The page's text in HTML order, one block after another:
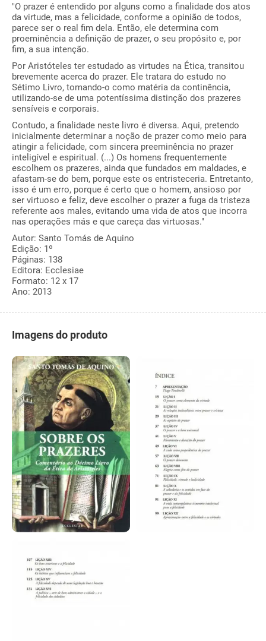
"O prazer é entendido por alguns como a finalidade dos atos
da virtude, mas a felicidade, conforme a opinião de todos,
parece ser o real fim dela. Então, ele determina com
proeminência a definição de prazer, o seu propósito e, por
fim, a sua intenção.
Por Aristóteles ter estudado as virtudes na Ética, transitou
brevemente acerca do prazer. Ele tratara do estudo no
Sétimo Livro, tomando-o como matéria da continência,
utilizando-se de uma potentíssima distinção dos prazeres
sensíveis e corporais.
Contudo, a finalidade neste livro é diversa. Aqui, pretendo
inicialmente determinar a noção de prazer como meio para
atingir a felicidade, com sincera preeminência no prazer
inteligível e espiritual. (...) Os homens frequentemente
escolhem os prazeres, ainda que fundados em maldades, e
afastam-se do bem, porque este os entristeceria. Entretanto,
isso é um erro, porque é certo que o homem, ansioso por
ser virtuoso e feliz, deve escolher o prazer a fuga da tristeza
referente aos males, evitando uma vida de atos que incorra
nas operações más e que careça das virtuosas."
Autor: Santo Tomás de Aquino
Edição: 1º
Páginas: 138
Editora: Ecclesiae
Formato: 12 x 17
Ano: 2013
Imagens do produto